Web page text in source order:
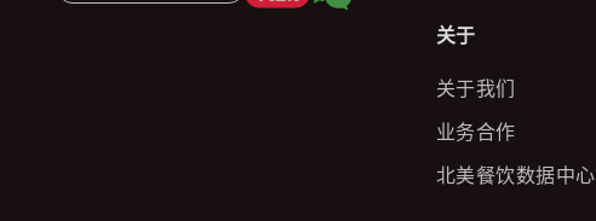
关于
关于我们
业务合作
北美餐饮数据中心